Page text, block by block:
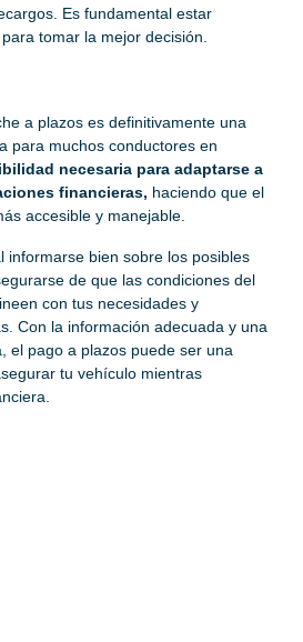
Es fundamental estar
tomar la mejor decisión.
a plazos es definitivamente una
para muchos conductores en
necesaria para adaptarse a
financieras, haciendo que el
accesible y manejable.
informarse bien sobre los posibles
de que las condiciones del
con tus necesidades y
Con la información adecuada y una
el pago a plazos puede ser una
tu vehículo mientras